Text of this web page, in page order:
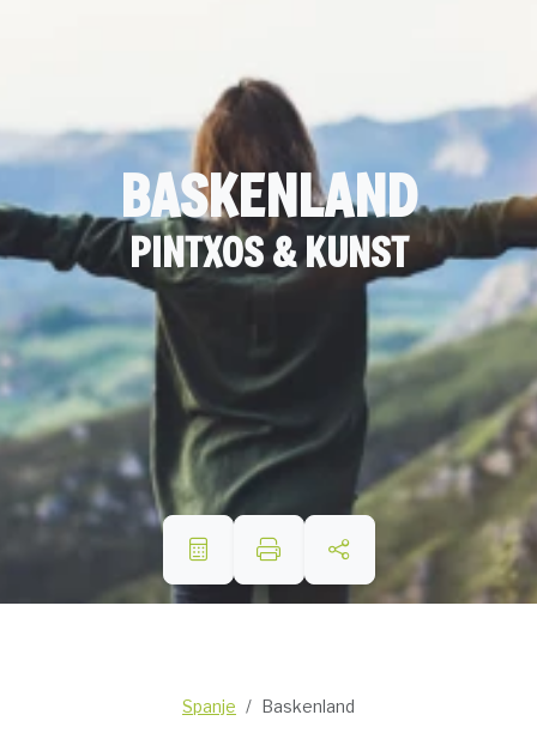
BASKENLAND
PINTXOS & KUNST
Spanje Baskenland